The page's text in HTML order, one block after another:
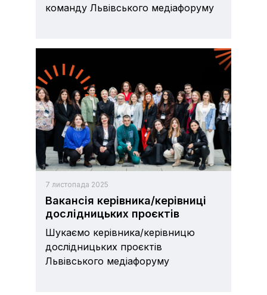
команду Львівського медіафоруму
7 листопада 2025
Вакансія керівника/керівниці
дослідницьких проєктів
Шукаємо керівника/керівницю
дослідницьких проєктів
Львівського медіафоруму